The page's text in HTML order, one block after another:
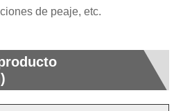
de peaje, etc.